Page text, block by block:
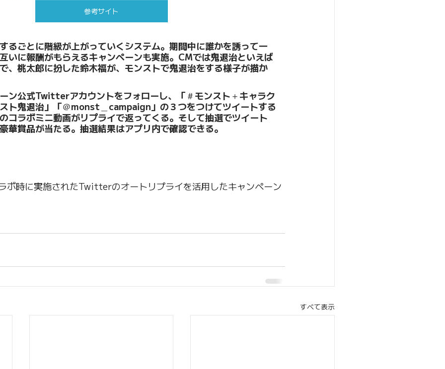
参考サイト
るごとに階級が上がっていくシステム。期間中に誰かを誘って一
いに報酬がもらえるキャンペーンも実施。CMでは鬼退治といえば
、桃太郎に扮した鈴木福が、モンストで鬼退治をする様子が描か
ン公式Twitterアカウントをフォローし、「＃モンスト＋キャラク
ト鬼退治」「＠monst＿campaign」の３つをつけてツイートする
コラボミニ動画がリプライで返ってくる。そして抽選でツイート
華賞品が当たる。抽選結果はアプリ内で確認できる。
ボ時に実施されたTwitterのオートリプライを活用したキャンペーン
すべて表示